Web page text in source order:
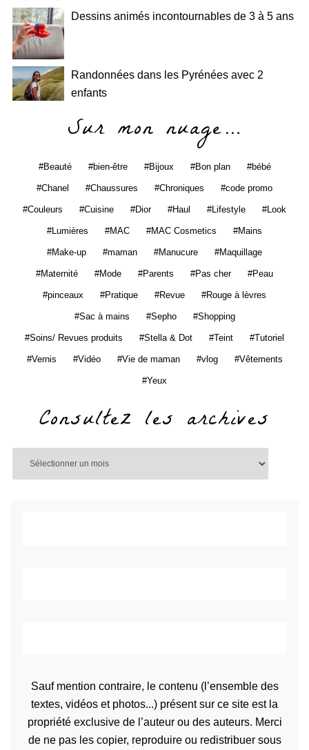
Dessins animés incontournables de 3 à 5 ans
Randonnées dans les Pyrénées avec 2
enfants
Sur mon nuage…
Beauté bien-être Bijoux Bon plan bébé
Chanel Chaussures Chroniques code promo
Couleurs Cuisine Dior Haul Lifestyle Look
Lumières MAC MAC Cosmetics Mains
Make-up maman Manucure Maquillage
Maternité Mode Parents Pas cher Peau
pinceaux Pratique Revue Rouge à lèvres
Sac à mains Sepho Shopping
Soins/ Revues produits Stella & Dot Teint Tutoriel
Vernis Vidéo Vie de maman vlog Vêtements
Yeux
Consultez les archives
Sauf mention contraire, le contenu (l’ensemble des
textes, vidéos et photos...) présent sur ce site est la
propriété exclusive de l’auteur ou des auteurs. Merci
de ne pas les copier, reproduire ou redistribuer sous